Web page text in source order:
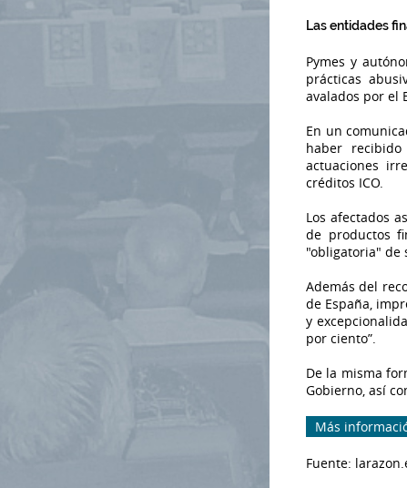
Las entidades
Pymes y
prácticas
avalados por el
En un
haber
actuaciones
créditos ICO.
Los afectados
de productos
"obligatoria" de
Además del
de España,
y
por ciento”.
De la misma
Gobierno, así
Más
Fuente: